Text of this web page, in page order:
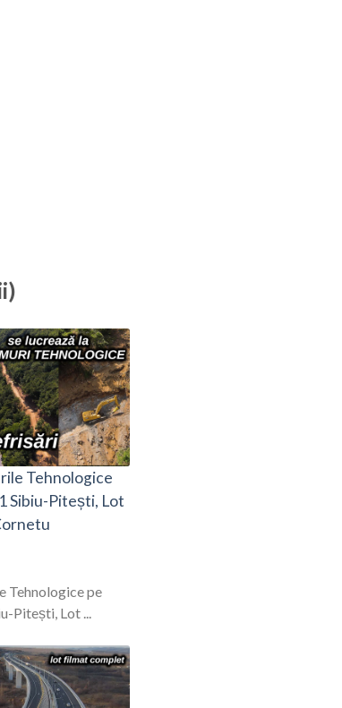
Tehnologice
Sibiu-Pitești, Lot
Tehnologice pe
Pitești, Lot ...